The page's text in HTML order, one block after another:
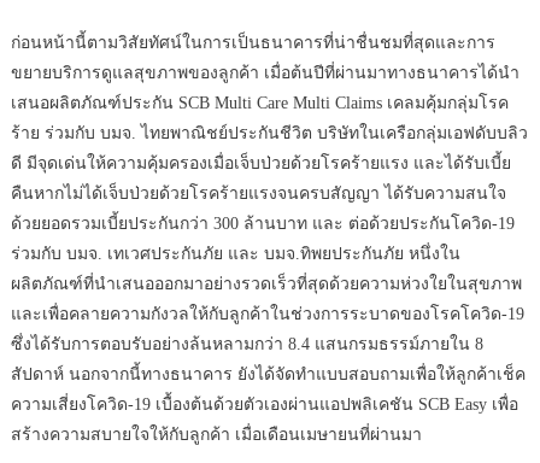
ก่อนหน้านี้ตามวิสัยทัศน์ในการเป็นธนาคารที่น่าชื่นชมที่สุดและการ
ขยายบริการดูแลสุขภาพของลูกค้า เมื่อต้นปีที่ผ่านมาทางธนาคารได้นำ
เสนอผลิตภัณฑ์ประกัน SCB Multi Care Multi Claims เคลมคุ้มกลุ่มโรค
ร้าย ร่วมกับ บมจ. ไทยพาณิชย์ประกันชีวิต บริษัทในเครือกลุ่มเอฟดับบลิว
ดี มีจุดเด่นให้ความคุ้มครองเมื่อเจ็บป่วยด้วยโรคร้ายแรง และได้รับเบี้ย
คืนหากไม่ได้เจ็บป่วยด้วยโรคร้ายแรงจนครบสัญญา ได้รับความสนใจ
ด้วยยอดรวมเบี้ยประกันกว่า 300 ล้านบาท และ ต่อด้วยประกันโควิด-19
ร่วมกับ บมจ. เทเวศประกันภัย และ บมจ.ทิพยประกันภัย หนึ่งใน
ผลิตภัณฑ์ที่นำเสนอออกมาอย่างรวดเร็วที่สุดด้วยความห่วงใยในสุขภาพ
และเพื่อคลายความกังวลให้กับลูกค้าในช่วงการระบาดของโรคโควิด-19
ซึ่งได้รับการตอบรับอย่างล้นหลามกว่า 8.4 แสนกรมธรรม์ภายใน 8
สัปดาห์ นอกจากนี้ทางธนาคาร ยังได้จัดทำแบบสอบถามเพื่อให้ลูกค้าเช็ค
ความเสี่ยงโควิด-19 เบื้องต้นด้วยตัวเองผ่านแอปพลิเคชัน SCB Easy เพื่อ
สร้างความสบายใจให้กับลูกค้า เมื่อเดือนเมษายนที่ผ่านมา